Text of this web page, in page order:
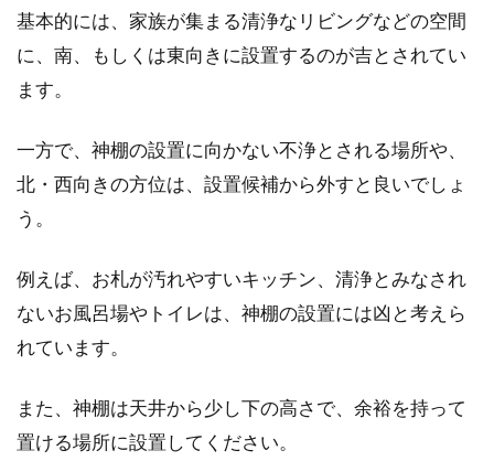
基本的には、家族が集まる清浄なリビングなどの空間
に、南、もしくは東向きに設置するのが吉とされてい
ます。
一方で、神棚の設置に向かない不浄とされる場所や、
北・西向きの方位は、設置候補から外すと良いでしょ
う。
例えば、お札が汚れやすいキッチン、清浄とみなされ
ないお風呂場やトイレは、神棚の設置には凶と考えら
れています。
また、神棚は天井から少し下の高さで、余裕を持って
置ける場所に設置してください。